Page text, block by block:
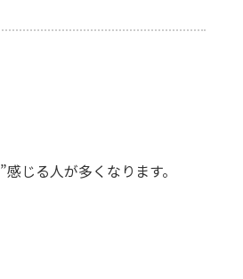
じる人が多くなります。